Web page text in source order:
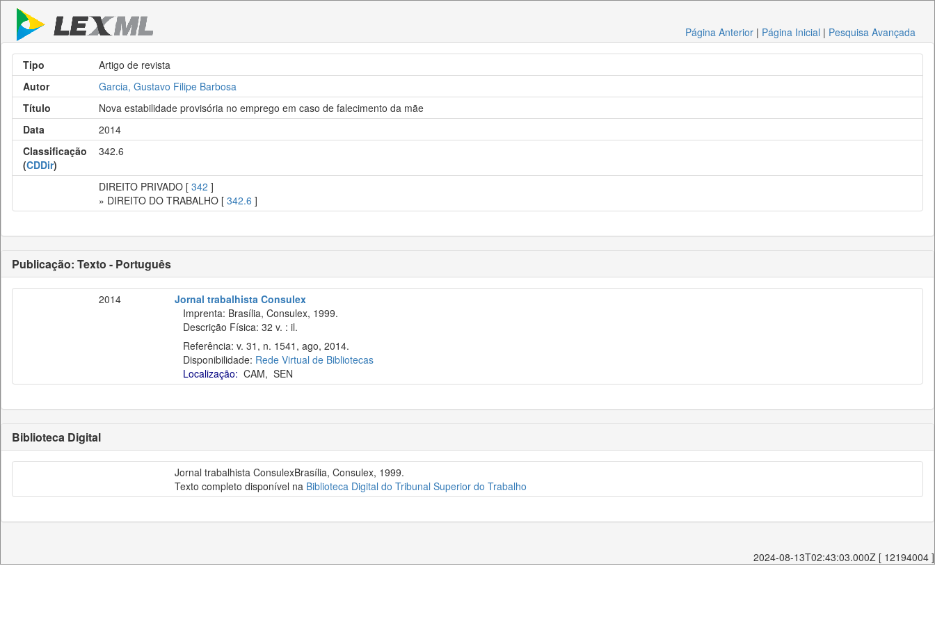
Página Anterior | Página Inicial | Pesquisa Avançada
Tipo
Artigo de revista
Autor
Garcia, Gustavo Filipe Barbosa
Título
Nova estabilidade provisória no emprego em caso de falecimento da mãe
Data
2014
Classificação
(CDDir)
342.6
DIREITO PRIVADO [ 342 ]
» DIREITO DO TRABALHO [ 342.6 ]
Publicação: Texto - Português
2014
Jornal trabalhista Consulex
Imprenta: Brasília, Consulex, 1999.
Descrição Física: 32 v. : il.
Referência: v. 31, n. 1541, ago, 2014.
Disponibilidade: Rede Virtual de Bibliotecas
Localização: CAM, SEN
Biblioteca Digital
Jornal trabalhista ConsulexBrasília, Consulex, 1999.
Texto completo disponível na Biblioteca Digital do Tribunal Superior do Trabalho
2024-08-13T02:43:03.000Z [ 12194004 ]